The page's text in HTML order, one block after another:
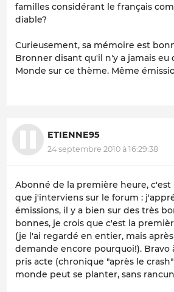
familles considérant le français
diable?
Curieusement, sa mémoire est
Bronner disant qu'il n'y a jamais eu
Monde sur ce thème. Même
ETIENNE95
24 septembre 2010 à 16:29:38
Abonné de la première heure,
que j'interviens sur le forum :
émissions, il y a bien sur des très
bonnes, je crois que c'est la
(je l'ai regardé en entier, mais
demande encore pourquoi!). Bravo
pris acte (chronique "après le
monde peut se planter, sans